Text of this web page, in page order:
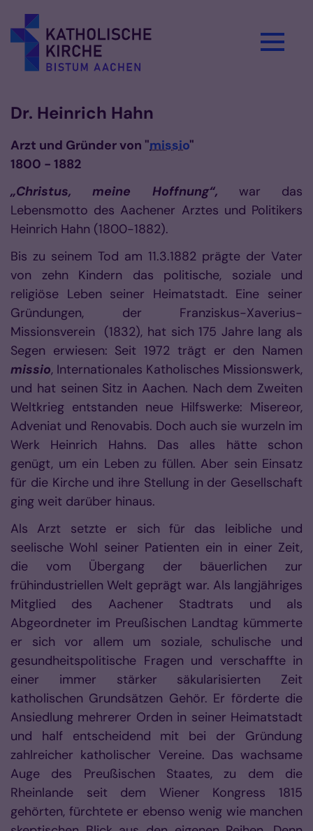
Dr. Heinrich Hahn
Arzt und Gründer von "missio"
1800 - 1882
„Christus, meine Hoffnung“, war das
Lebensmotto des Aachener Arztes und Politikers
Heinrich Hahn (1800-1882).
Bis zu seinem Tod am 11.3.1882 prägte der Vater
von zehn Kindern das politische, soziale und
religiöse Leben seiner Heimatstadt. Eine seiner
Gründungen, der Franziskus-Xaverius-
Missionsverein (1832), hat sich 175 Jahre lang als
Segen erwiesen: Seit 1972 trägt er den Namen
missio, Internationales Katholisches Missionswerk,
und hat seinen Sitz in Aachen. Nach dem Zweiten
Weltkrieg entstanden neue Hilfswerke: Misereor,
Adveniat und Renovabis. Doch auch sie wurzeln im
Werk Heinrich Hahns. Das alles hätte schon
genügt, um ein Leben zu füllen. Aber sein Einsatz
für die Kirche und ihre Stellung in der Gesellschaft
ging weit darüber hinaus.
Als Arzt setzte er sich für das leibliche und
seelische Wohl seiner Patienten ein in einer Zeit,
die vom Übergang der bäuerlichen zur
frühindustriellen Welt geprägt war. Als langjähriges
Mitglied des Aachener Stadtrats und als
Abgeordneter im Preußischen Landtag kümmerte
er sich vor allem um soziale, schulische und
gesundheitspolitische Fragen und verschaffte in
einer immer stärker säkularisierten Zeit
katholischen Grundsätzen Gehör. Er förderte die
Ansiedlung mehrerer Orden in seiner Heimatstadt
und half entscheidend mit bei der Gründung
zahlreicher katholischer Vereine. Das wachsame
Auge des Preußischen Staates, zu dem die
Rheinlande seit dem Wiener Kongress 1815
gehörten, fürchtete er ebenso wenig wie manchen